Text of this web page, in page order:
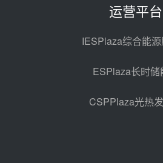
热发电工程
昊森机电中
地100MW
包项目熔盐介
前天 08-05
运营平台
IESPlaza综合能
ESPlaza长时储
CSPPlaza光热